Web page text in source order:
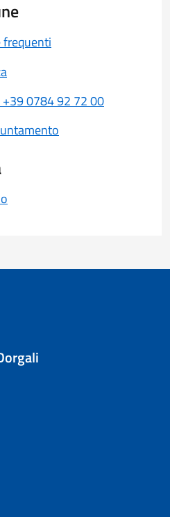
frequenti
0784 92 72 00